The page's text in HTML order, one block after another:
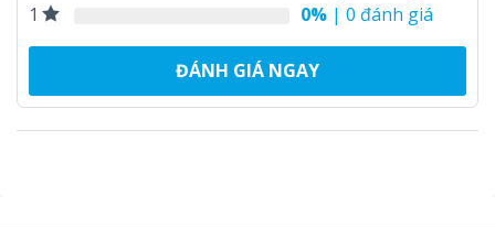
1
0% | 0 đánh giá
ĐÁNH GIÁ NGAY